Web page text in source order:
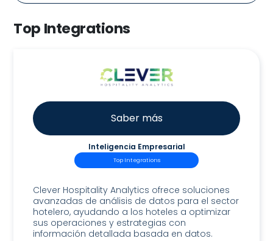
Top Integrations
Saber más
Inteligencia Empresarial
Top Integrations
Clever Hospitality Analytics ofrece soluciones
avanzadas de análisis de datos para el sector
hotelero, ayudando a los hoteles a optimizar
sus operaciones y estrategias con
información detallada basada en datos.